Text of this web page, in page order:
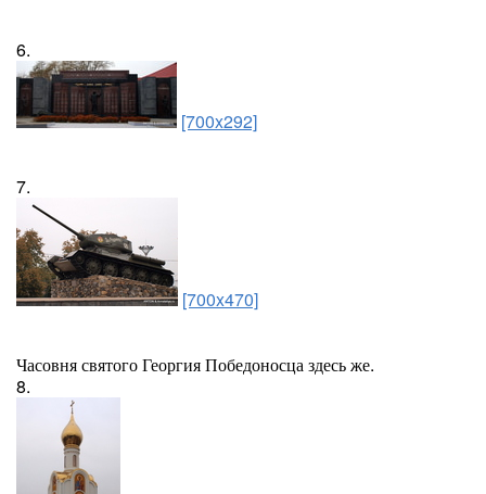
6.
[700x292]
7.
[700x470]
Часовня святого Георгия Победоносца здесь же.
8.